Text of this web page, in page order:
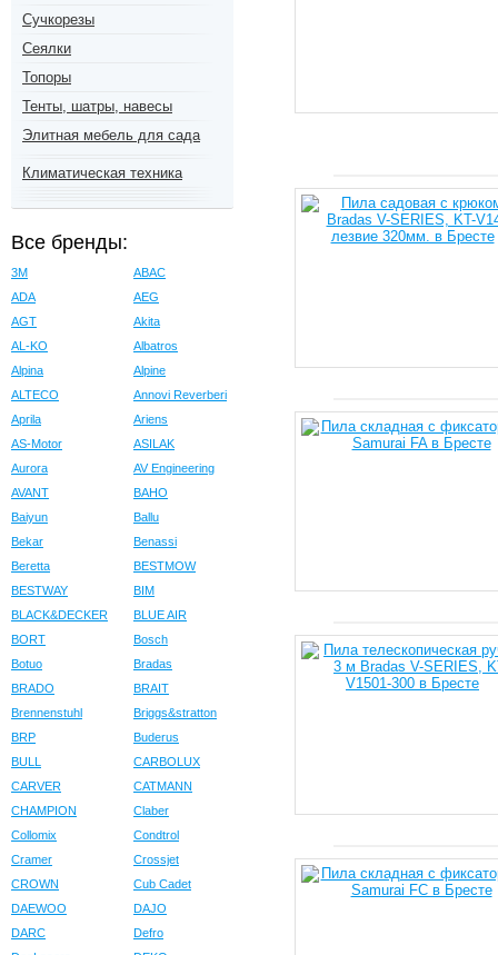
Сучкорезы
Сеялки
Топоры
Тенты, шатры, навесы
Элитная мебель для сада
Климатическая техника
Все бренды:
3M
ABAC
ADA
AEG
AGT
Akita
AL-KO
Albatros
Alpina
Alpine
ALTECO
Annovi Reverberi
Aprila
Ariens
AS-Motor
ASILAK
Aurora
AV Engineering
AVANT
BAHO
Baiyun
Ballu
Bekar
Benassi
Beretta
BESTMOW
BESTWAY
BIM
BLACK&DECKER
BLUE AIR
BORT
Bosch
Botuo
Bradas
BRADO
BRAIT
Brennenstuhl
Briggs&stratton
BRP
Buderus
BULL
CARBOLUX
CARVER
CATMANN
CHAMPION
Claber
Collomix
Condtrol
Cramer
Crossjet
CROWN
Cub Cadet
DAEWOO
DAJO
DARC
Defro